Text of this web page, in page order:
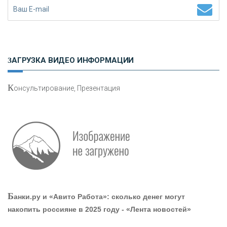
Работа мечты. Что банки делают для того, чтобы
привлечь и удержать персонал - «Интервью»
ЗАГРУЗКА ВИДЕО ИНФОРМАЦИИ
Консультирование, Презентация
Банки.ру и «Авито Работа»: сколько денег могут
накопить россияне в 2025 году - «Лента новостей»